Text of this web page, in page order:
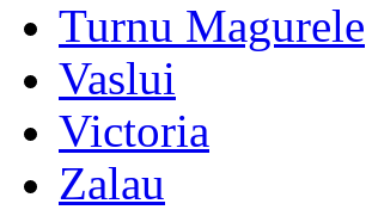
Turnu Magurele
Vaslui
Victoria
Zalau